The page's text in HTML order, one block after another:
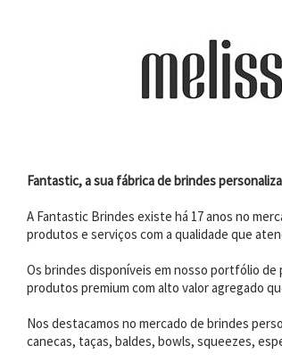
Fantastic, a sua fábrica de brindes
A Fantastic Brindes existe há 17 anos no
produtos e serviços com a qualidade que
Os brindes disponíveis em nosso portfólio
produtos premium com alto valor agregado
Nos destacamos no mercado de brindes
canecas, taças, baldes, bowls, squeezes,